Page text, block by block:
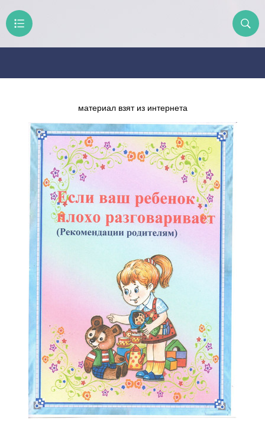
материал взят из интернета